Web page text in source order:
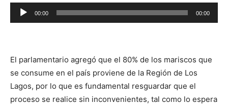
Reproductor
de
00:00 00:00
El parlamentario agregó que el 80% de los mariscos que
se consume en el país proviene de la Región de Los
Lagos, por lo que es fundamental resguardar que el
proceso se realice sin inconvenientes, tal como lo espera